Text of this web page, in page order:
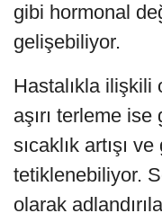
gibi hormonal
gelişebiliyor.
Hastalıkla ilişkili
aşırı terleme
sıcaklık artışı
tetiklenebiliyor.
olarak